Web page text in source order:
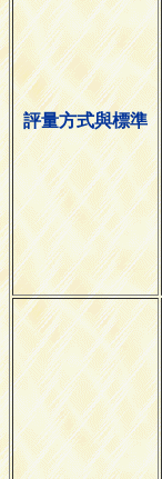
評量方式與標準